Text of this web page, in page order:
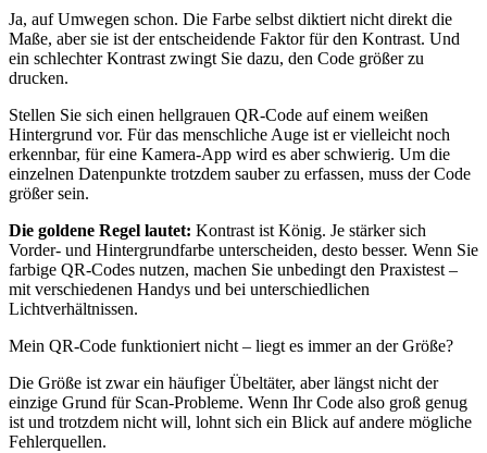
Ja, auf Umwegen schon. Die Farbe selbst diktiert nicht direkt die
Maße, aber sie ist der entscheidende Faktor für den Kontrast. Und
ein schlechter Kontrast zwingt Sie dazu, den Code größer zu
drucken.
Stellen Sie sich einen hellgrauen QR-Code auf einem weißen
Hintergrund vor. Für das menschliche Auge ist er vielleicht noch
erkennbar, für eine Kamera-App wird es aber schwierig. Um die
einzelnen Datenpunkte trotzdem sauber zu erfassen, muss der Code
größer sein.
Die goldene Regel lautet: Kontrast ist König. Je stärker sich
Vorder- und Hintergrundfarbe unterscheiden, desto besser. Wenn Sie
farbige QR-Codes nutzen, machen Sie unbedingt den Praxistest –
mit verschiedenen Handys und bei unterschiedlichen
Lichtverhältnissen.
Mein QR-Code funktioniert nicht – liegt es immer an der Größe?
Die Größe ist zwar ein häufiger Übeltäter, aber längst nicht der
einzige Grund für Scan-Probleme. Wenn Ihr Code also groß genug
ist und trotzdem nicht will, lohnt sich ein Blick auf andere mögliche
Fehlerquellen.